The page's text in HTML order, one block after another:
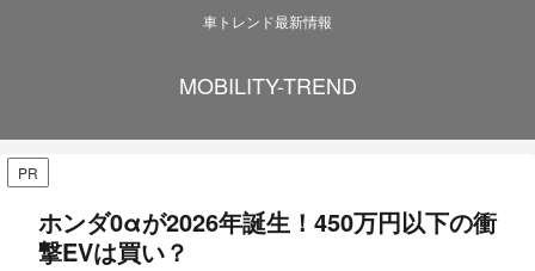
車トレンド最新情報
MOBILITY-TREND
PR
ホンダ0αが2026年誕生！450万円以下の衝
撃EVは買い？